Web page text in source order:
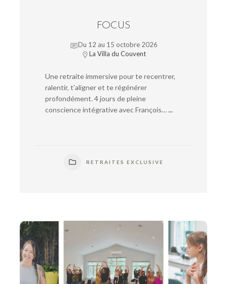
FOCUS
Du 12 au 15 octobre 2026
La Villa du Couvent
Une retraite immersive pour te recentrer,
ralentir, t’aligner et te régénérer
profondément. 4 jours de pleine
conscience intégrative avec François…...
RETRAITES EXCLUSIVE